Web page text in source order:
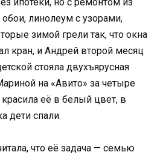
линолеум с узорами,
зимой грели так, что окна
кран, и Андрей второй месяц
стояла двухъярусная
на «Авито» за четыре
её в белый цвет, в
дети спали.
что её задача — семью